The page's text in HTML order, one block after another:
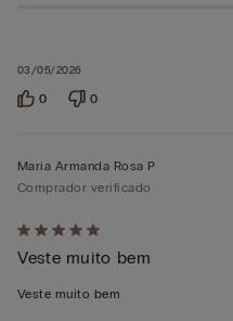
03/05/2026
0 0
Atribuiu
5
em
Maria Armanda Rosa P
Comprador verificado
Veste muito bem
Veste muito bem